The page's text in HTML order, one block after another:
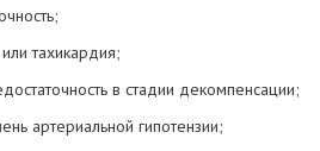
тахикардия;
в стадии декомпенсации;
артериальной гипотензии;